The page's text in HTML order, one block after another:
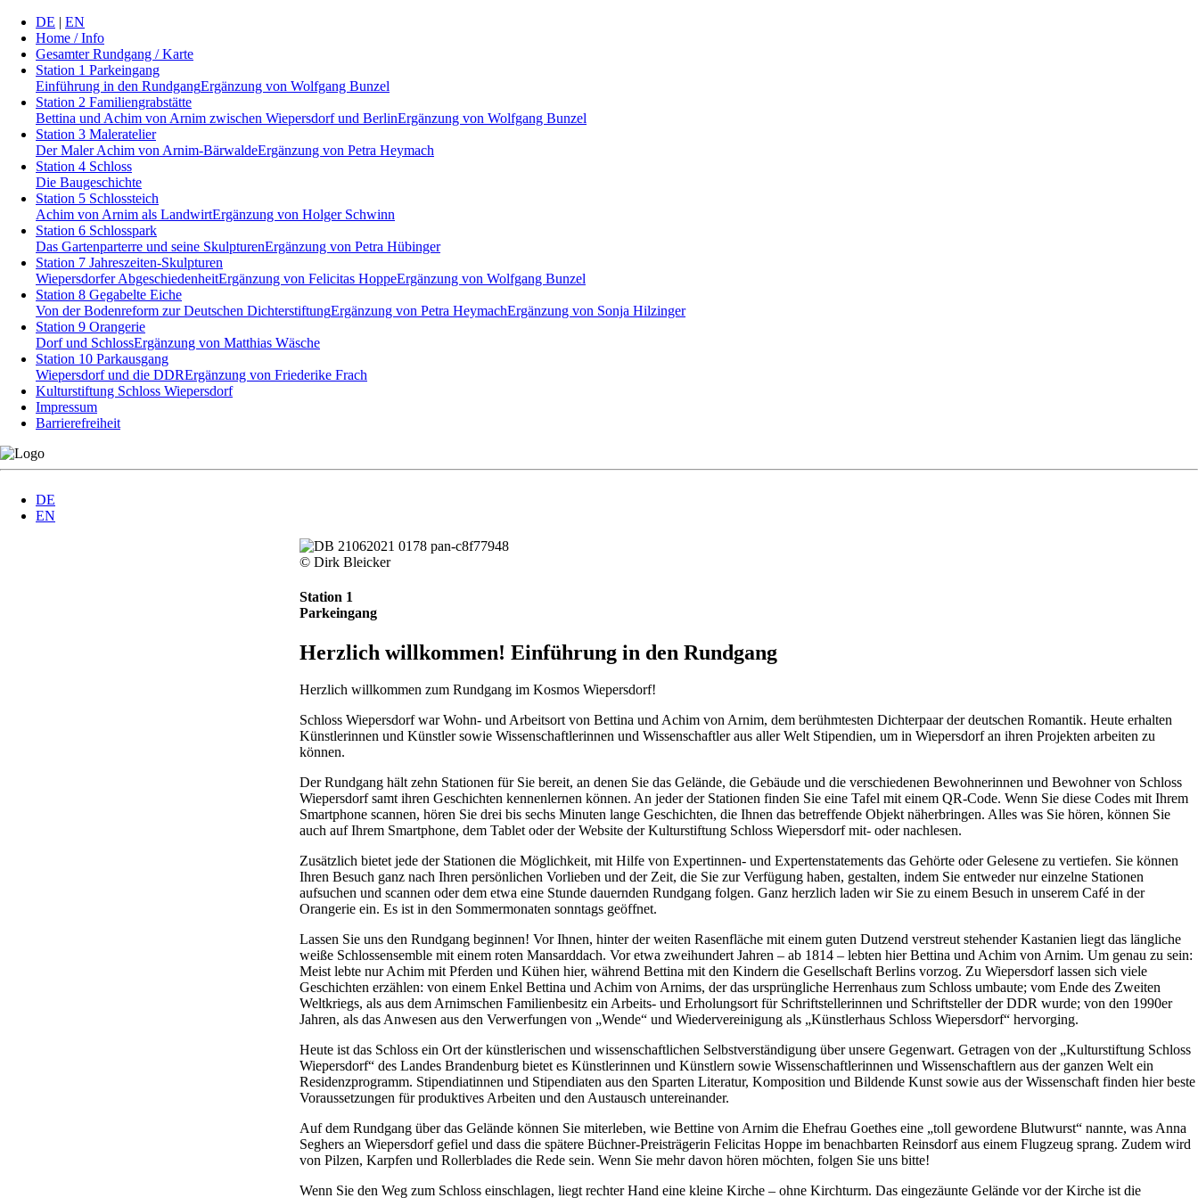
überspringen
DE | EN
Home / Info
Gesamter Rundgang / Karte
Station 1 Parkeingang
Einführung in den RundgangErgänzung von Wolfgang Bunzel
Station 2 Familiengrabstätte
Bettina und Achim von Arnim zwischen Wiepersdorf und BerlinErgänzung von Wolfgang Bunzel
Station 3 Maleratelier
Der Maler Achim von Arnim-BärwaldeErgänzung von Petra Heymach
Station 4 Schloss
Die Baugeschichte
Station 5 Schlossteich
Achim von Arnim als LandwirtErgänzung von Holger Schwinn
Station 6 Schlosspark
Das Gartenparterre und seine SkulpturenErgänzung von Petra Hübinger
Station 7 Jahreszeiten-Skulpturen
Wiepersdorfer AbgeschiedenheitErgänzung von Felicitas HoppeErgänzung von Wolfgang Bunzel
Station 8 Gegabelte Eiche
Von der Bodenreform zur Deutschen DichterstiftungErgänzung von Petra HeymachErgänzung von Sonja Hilzinger
Station 9 Orangerie
Dorf und SchlossErgänzung von Matthias Wäsche
Station 10 Parkausgang
Wiepersdorf und die DDRErgänzung von Friederike Frach
Kulturstiftung Schloss Wiepersdorf
Impressum
Barrierefreiheit
DE
EN
© Dirk Bleicker
Station 1
Parkeingang
Herzlich willkommen! Einführung in den Rundgang
Herzlich willkommen zum Rundgang im Kosmos Wiepersdorf!
Schloss Wiepersdorf war Wohn- und Arbeitsort von Bettina und Achim von Arnim, dem berühmtesten Dichterpaar der deutschen Romantik. Heute erhalten
Künstlerinnen und Künstler sowie Wissenschaftlerinnen und Wissenschaftler aus aller Welt Stipendien, um in Wiepersdorf an ihren Projekten arbeiten zu
können.
Der Rundgang hält zehn Stationen für Sie bereit, an denen Sie das Gelände, die Gebäude und die verschiedenen Bewohnerinnen und Bewohner von Schloss
Wiepersdorf samt ihren Geschichten kennenlernen können. An jeder der Stationen finden Sie eine Tafel mit einem QR-Code. Wenn Sie diese Codes mit Ihrem
Smartphone scannen, hören Sie drei bis sechs Minuten lange Geschichten, die Ihnen das betreffende Objekt näherbringen. Alles was Sie hören, können Sie
auch auf Ihrem Smartphone, dem Tablet oder der Website der Kulturstiftung Schloss Wiepersdorf mit- oder nachlesen.
Zusätzlich bietet jede der Stationen die Möglichkeit, mit Hilfe von Expertinnen- und Expertenstatements das Gehörte oder Gelesene zu vertiefen. Sie können
Ihren Besuch ganz nach Ihren persönlichen Vorlieben und der Zeit, die Sie zur Verfügung haben, gestalten, indem Sie entweder nur einzelne Stationen
aufsuchen und scannen oder dem etwa eine Stunde dauernden Rundgang folgen. Ganz herzlich laden wir Sie zu einem Besuch in unserem Café in der
Orangerie ein. Es ist in den Sommermonaten sonntags geöffnet.
Lassen Sie uns den Rundgang beginnen! Vor Ihnen, hinter der weiten Rasenfläche mit einem guten Dutzend verstreut stehender Kastanien liegt das längliche
weiße Schlossensemble mit einem roten Mansarddach. Vor etwa zweihundert Jahren – ab 1814 – lebten hier Bettina und Achim von Arnim. Um genau zu sein:
Meist lebte nur Achim mit Pferden und Kühen hier, während Bettina mit den Kindern die Gesellschaft Berlins vorzog. Zu Wiepersdorf lassen sich viele
Geschichten erzählen: von einem Enkel Bettina und Achim von Arnims, der das ursprüngliche Herrenhaus zum Schloss umbaute; vom Ende des Zweiten
Weltkriegs, als aus dem Arnimschen Familienbesitz ein Arbeits- und Erholungsort für Schriftstellerinnen und Schriftsteller der DDR wurde; von den 1990er
Jahren, als das Anwesen aus den Verwerfungen von „Wende“ und Wiedervereinigung als „Künstlerhaus Schloss Wiepersdorf“ hervorging.
Heute ist das Schloss ein Ort der künstlerischen und wissenschaftlichen Selbstverständigung über unsere Gegenwart. Getragen von der „Kulturstiftung Schloss
Wiepersdorf“ des Landes Brandenburg bietet es Künstlerinnen und Künstlern sowie Wissenschaftlerinnen und Wissenschaftlern aus der ganzen Welt ein
Residenzprogramm. Stipendiatinnen und Stipendiaten aus den Sparten Literatur, Komposition und Bildende Kunst sowie aus der Wissenschaft finden hier beste
Voraussetzungen für produktives Arbeiten und den Austausch untereinander.
Auf dem Rundgang über das Gelände können Sie miterleben, wie Bettine von Arnim die Ehefrau Goethes eine „toll gewordene Blutwurst“ nannte, was Anna
Seghers an Wiepersdorf gefiel und dass die spätere Büchner-Preisträgerin Felicitas Hoppe im benachbarten Reinsdorf aus einem Flugzeug sprang. Zudem wird
von Pilzen, Karpfen und Rollerblades die Rede sein. Wenn Sie mehr davon hören möchten, folgen Sie uns bitte!
Wenn Sie den Weg zum Schloss einschlagen, liegt rechter Hand eine kleine Kirche – ohne Kirchturm. Das eingezäunte Gelände vor der Kirche ist die